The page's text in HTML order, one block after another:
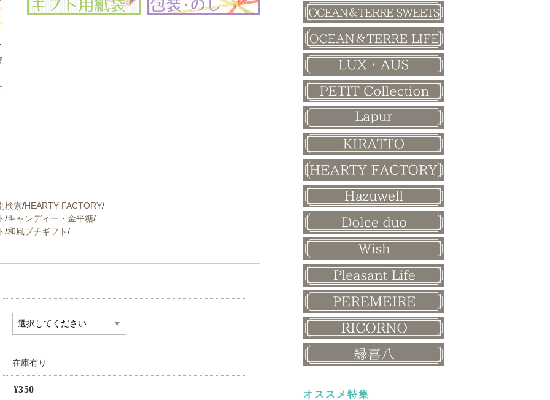
検索/HEARTY FACTORY/
/キャンディー・金平糖/
/和風プチギフト/
在庫有り
¥350
ホワイトデー
母の日
父の日
敬老の日
オススメ特集